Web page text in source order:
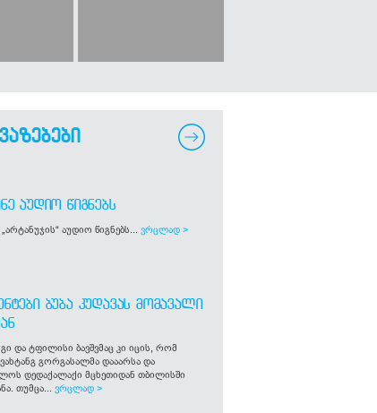
ᲐᲣᲓᲘᲝ ᲬᲘᲒᲜᲔᲑᲡ
აუდიო წიგნებს... ვრცლად >
ᲑᲣᲑᲐ ᲙᲣᲓᲐᲕᲐᲡ ᲛᲝᲛᲐᲕᲐᲚᲘ
და ტფილისი ბავშვმაც კი იცის, რომ
გორგასალმა დააარსა და
დედაქალაქი მცხეთიდან თბილისში
თუმცა... ვრცლად >